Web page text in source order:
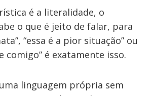
é a literalidade, o
o que é jeito de falar, para
“essa é a pior situação” ou
comigo” é exatamente isso.
linguagem própria sem